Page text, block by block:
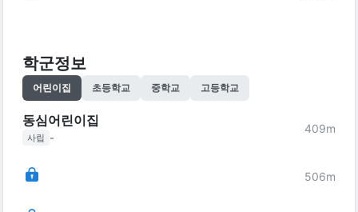
학군정보
어린이집 초등학교 중학교 고등학교
동심어린이집
사립 -
409m
506m